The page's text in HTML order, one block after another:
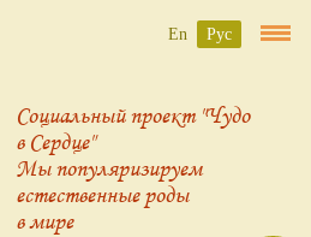
Социальный проект "Чудо
в Сердце"
Мы популяризируем
естественные роды
в мире
En Рус